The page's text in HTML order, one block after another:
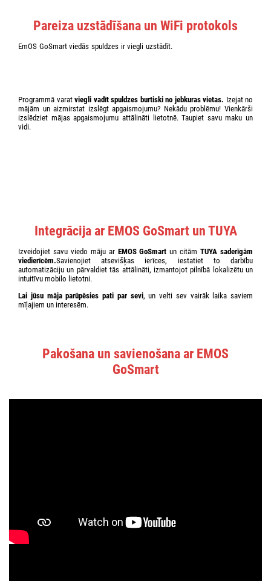
Pareiza uzstādīšana un WiFi protokols
EmOS GoSmart viedās spuldzes ir viegli uzstādīt.
Programmā varat viegli vadīt spuldzes burtiski no jebkuras vietas. Izejat no
mājām un aizmirstat izslēgt apgaismojumu? Nekādu problēmu! Vienkārši
izslēdziet mājas apgaismojumu attālināti lietotnē. Taupiet savu maku un
vidi.
Integrācija ar EMOS GoSmart un TUYA
Izveidojiet savu viedo māju ar EMOS GoSmart un citāmTUYA saderīgām
viedierīcēm.Savienojiet atsevišķas ierīces, iestatiet to darbību
automatizāciju un pārvaldiet tās attālināti, izmantojot pilnībā lokalizētu un
intuitīvu mobilo lietotni.
Lai jūsu māja parūpēsies pati par sevi, un velti sev vairāk laika saviem
mīļajiem un interesēm.
Pakošana un savienošana ar EMOS
GoSmart